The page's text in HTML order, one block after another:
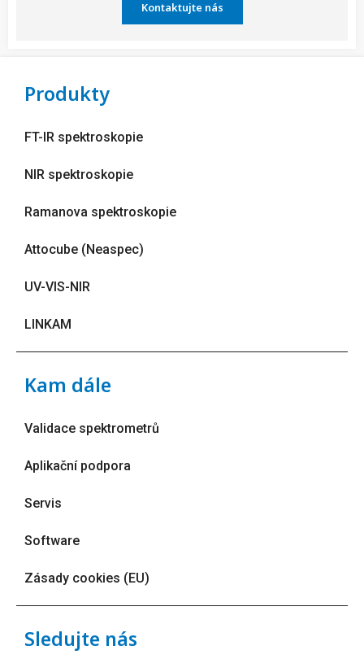
Kontaktujte nás
Produkty
FT-IR spektroskopie
NIR spektroskopie
Ramanova spektroskopie
Attocube (Neaspec)
UV-VIS-NIR
LINKAM
Kam dále
Validace spektrometrů
Aplikační podpora
Servis
Software
Zásady cookies (EU)
Sledujte nás